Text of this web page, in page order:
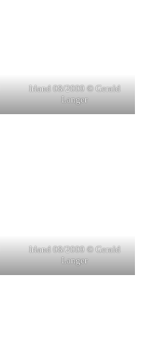
Irland 08/2009 © Gerald
Langer
Irland 08/2009 © Gerald
Langer